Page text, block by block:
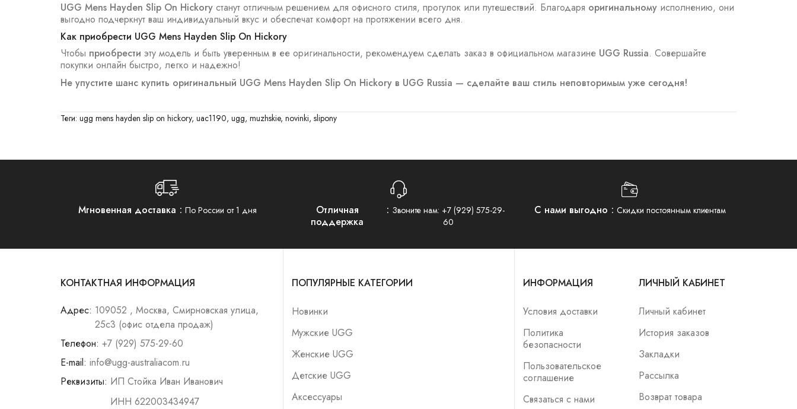
UGG Mens Hayden Slip On Hickory станут отличным решением для офисного стиля, прогулок или путешествий. Благодаря оригинальному исполнению, они
выгодно подчеркнут ваш индивидуальный вкус и обеспечат комфорт на протяжении всего дня.
Как приобрести UGG Mens Hayden Slip On Hickory
Чтобы приобрести эту модель и быть уверенным в ее оригинальности, рекомендуем сделать заказ в официальном магазине UGG Russia. Совершайте
покупки онлайн быстро, легко и надежно!
Не упустите шанс купить оригинальный UGG Mens Hayden Slip On Hickory в UGG Russia — сделайте ваш стиль неповторимым уже сегодня!
Теги: ugg mens hayden slip on hickory, uac1190, ugg, muzhskie, novinki, slipony
Мгновенная доставка По России от 1 дня
Отличная
поддержка
Звоните нам: +7 (929) 575-29-
60
С нами выгодно Скидки постоянным клиентам
КОНТАКТНАЯ ИНФОРМАЦИЯ
Адрес: 109052 , Москва, Смирновская улица,
25с3 (офис отдела продаж)
Телефон: +7 (929) 575-29-60
E-mail: info@ugg-australiacom.ru
Реквизиты: ИП Стойка Иван Иванович
ИНН 622003434947
ПОПУЛЯРНЫЕ КАТЕГОРИИ
Новинки
Мужские UGG
Женские UGG
Детские UGG
Аксессуары
ИНФОРМАЦИЯ
Условия доставки
Политика
безопасности
Пользовательское
соглашение
Связаться с нами
ЛИЧНЫЙ КАБИНЕТ
Личный кабинет
История заказов
Закладки
Рассылка
Возврат товара